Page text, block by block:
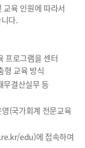
육 인원에 따라서
다.
프로그램을 센터
형 교육 방식
무결산실무 등
(국가회계 전문교육
edu)에 접속하여